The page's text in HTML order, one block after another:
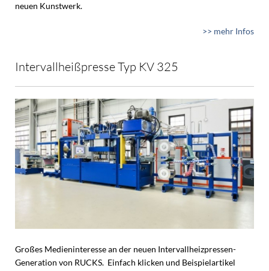
neuen Kunstwerk.
>> mehr Infos
Intervallheißpresse Typ KV 325
Großes Medieninteresse an der neuen Intervallheizpressen-
Generation von RUCKS. Einfach klicken und Beispielartikel